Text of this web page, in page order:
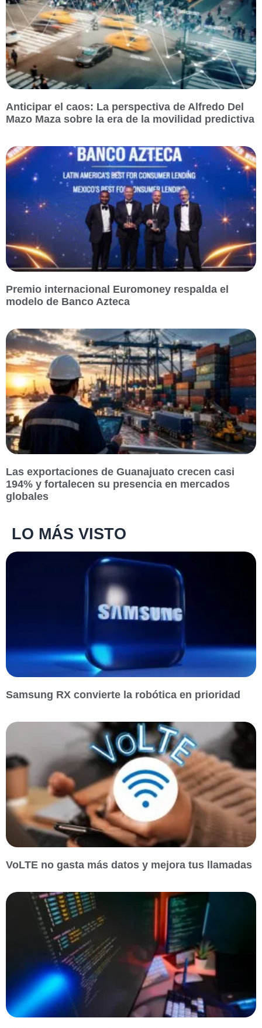
Anticipar el caos: La perspectiva de Alfredo Del
Mazo Maza sobre la era de la movilidad predictiva
Premio internacional Euromoney respalda el
modelo de Banco Azteca
Las exportaciones de Guanajuato crecen casi
194% y fortalecen su presencia en mercados
globales
LO MÁS VISTO
Samsung RX convierte la robótica en prioridad
VoLTE no gasta más datos y mejora tus llamadas